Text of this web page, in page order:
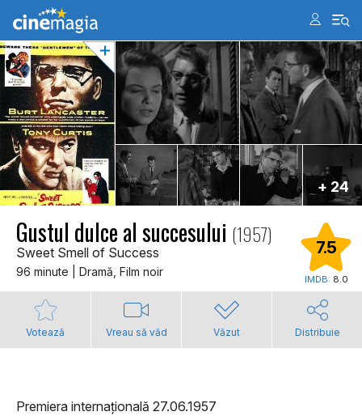
+ 24
Gustul dulce al succesului (1957)
Sweet Smell of Success
96 minute | Dramă, Film noir
7.5
IMDB: 8.0
Votează Vreau să văd Văzut Distribuie
Premiera internațională 27.06.1957